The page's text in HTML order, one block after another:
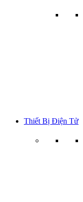
Thiết Bị Điện Tử